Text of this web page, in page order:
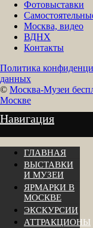
Фотовыставки
Москва, видео
ВДНХ
Контакты
Политика
данных
© Москва-Музеи
Москве
Навигация
ГЛАВНАЯ
ВЫСТАВКИ
И МУЗЕИ
ЯРМАРКИ В
МОСКВЕ
ЭКСКУРСИИ
АТТРАКЦИОНЫ